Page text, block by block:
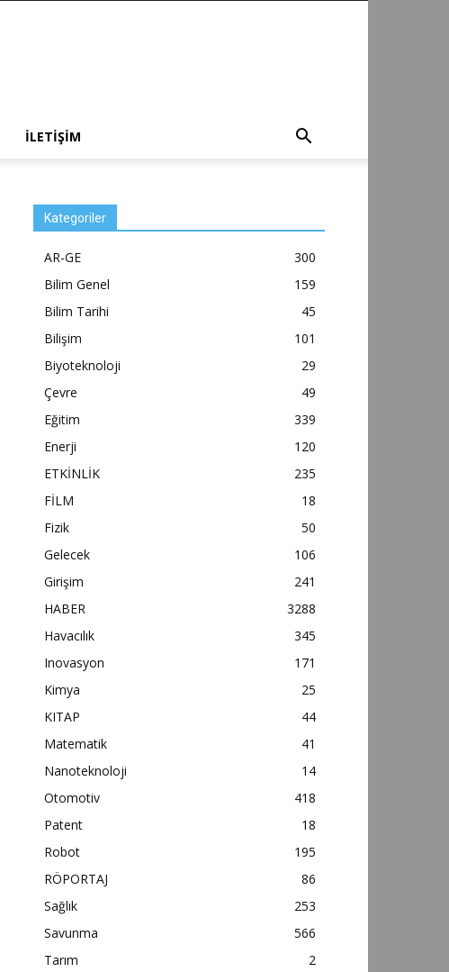
İLETİŞİM
Kategoriler
AR-GE
300
Bilim Genel
159
Bilim Tarihi
45
Bilişim
101
Biyoteknoloji
29
Çevre
49
Eğitim
339
Enerji
120
ETKİNLİK
235
FİLM
18
Fizik
50
Gelecek
106
Girişim
241
HABER
3288
Havacılık
345
Inovasyon
171
Kimya
25
KITAP
44
Matematik
41
Nanoteknoloji
14
Otomotiv
418
Patent
18
Robot
195
RÖPORTAJ
86
Sağlık
253
Savunma
566
Tarım
2